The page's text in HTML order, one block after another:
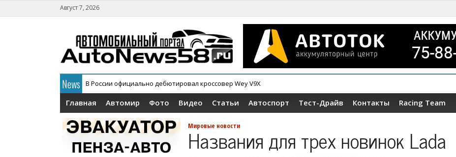
Август 7, 2026
News В России официально дебютировал кроссовер Wey V9X
АГР официально снял с конвейера кроссовер Tenet T4
Главная Автомир Фото Видео Статьи Автоспорт Тест-Драйв Контакты Racing Team
Мировые новости
Названия для трех новинок Lada